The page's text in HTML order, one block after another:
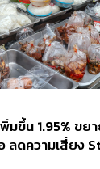
มขึ้น 1.95% ข
ลดความเสี่ยง